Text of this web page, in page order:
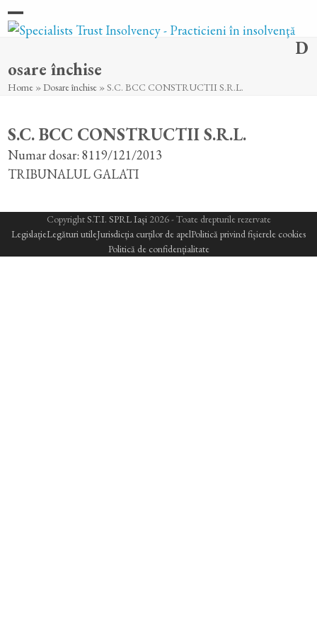
Skip
toOpen
menu
Close
menu
D
osare închise
Home »Dosare închise »S.C. BCC CONSTRUCTII S.R.L.
S.C. BCC CONSTRUCTII S.R.L.
Numar dosar: 8119/121/2013
TRIBUNALUL GALATI
CopyrightS.T.I. SPRL Iași2026 - Toate drepturile rezervate
LegislațieLegături utileJurisdicția curților de apelPolitică privind fișierele cookies
Politică de confidențialitate